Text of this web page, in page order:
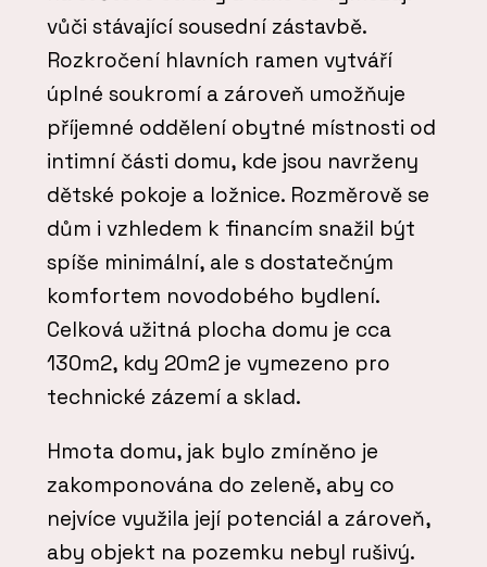
vůči stávající sousední zástavbě.
Rozkročení hlavních ramen vytváří
úplné soukromí a zároveň umožňuje
příjemné oddělení obytné místnosti od
intimní části domu, kde jsou navrženy
dětské pokoje a ložnice. Rozměrově se
dům i vzhledem k financím snažil být
spíše minimální, ale s dostatečným
komfortem novodobého bydlení.
Celková užitná plocha domu je cca
130m2, kdy 20m2 je vymezeno pro
technické zázemí a sklad.
Hmota domu, jak bylo zmíněno je
zakomponována do zeleně, aby co
nejvíce využila její potenciál a zároveň,
aby objekt na pozemku nebyl rušivý.